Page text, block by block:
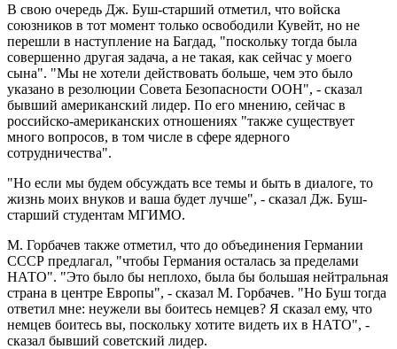
В свою очередь Дж. Буш-старший отметил, что войска
союзников в тот момент только освободили Кувейт, но не
перешли в наступление на Багдад, "поскольку тогда была
совершенно другая задача, а не такая, как сейчас у моего
сына". "Мы не хотели действовать больше, чем это было
указано в резолюции Совета Безопасности ООН", - сказал
бывший американский лидер. По его мнению, сейчас в
российско-американских отношениях "также существует
много вопросов, в том числе в сфере ядерного
сотрудничества".
"Но если мы будем обсуждать все темы и быть в диалоге, то
жизнь моих внуков и ваша будет лучше", - сказал Дж. Буш-
старший студентам МГИМО.
М. Горбачев также отметил, что до объединения Германии
СССР предлагал, "чтобы Германия осталась за пределами
НАТО". "Это было бы неплохо, была бы большая нейтральная
страна в центре Европы", - сказал М. Горбачев. "Но Буш тогда
ответил мне: неужели вы боитесь немцев? Я сказал ему, что
немцев боитесь вы, поскольку хотите видеть их в НАТО", -
сказал бывший советский лидер.